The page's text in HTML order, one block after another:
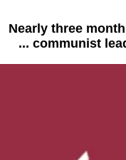
Nearly three
communist